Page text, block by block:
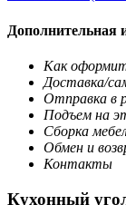
Дополнительная
Как
Доставка/
Отправка в
Подъем на
Сборка
Обмен и
Контакты
Кухонный